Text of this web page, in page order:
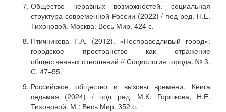
Общество неравных возможностей: социальная
структура современной России (2022) / под ред. Н.Е.
Тихоновой. Москва: Весь Мир. 424 с.
Птичникова Г.А. (2012). «Несправедливый город»:
городское пространство как отражение
общественных отношений // Социология города. № 3.
С. 47–55.
Российское общество и вызовы времени. Книга
седьмая (2024) / под ред. М.К. Горшкова, Н.Е.
Тихоновой. М.: Весь Мир. 352 с.